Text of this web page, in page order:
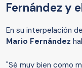
Fernández y
En su interpelación
Mario Fernández
"Sé muy bien como